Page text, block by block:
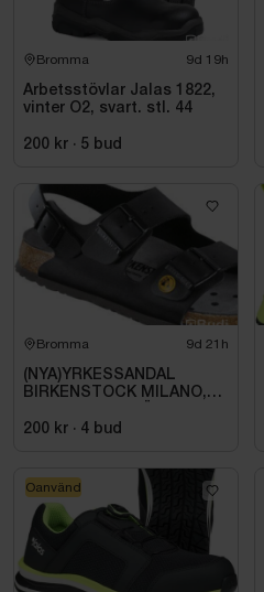
Bromma 9d 19h
Arbetsstövlar Jalas 1822,
vinter O2, svart. stl. 44
200 kr · 5 bud
Bromma 9d 21h
(NYA)YRKESSANDAL
BIRKENSTOCK MILANO,
SVART. STL 42
200 kr · 4 bud
Oanvänd